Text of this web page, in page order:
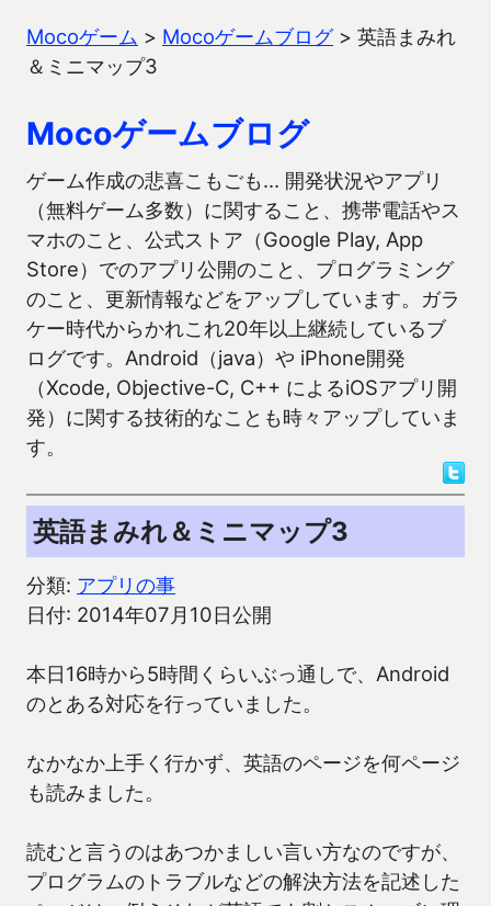
Mocoゲーム > Mocoゲームブログ> 英語まみれ
＆ミニマップ3
Mocoゲームブログ
ゲーム作成の悲喜こもごも… 開発状況やアプリ
（無料ゲーム多数）に関すること、携帯電話やス
マホのこと、公式ストア（Google Play, App
Store）でのアプリ公開のこと、プログラミング
のこと、更新情報などをアップしています。ガラ
ケー時代からかれこれ20年以上継続しているブ
ログです。Android（java）や iPhone開発
（Xcode, Objective-C, C++ によるiOSアプリ開
発）に関する技術的なことも時々アップしていま
す。
英語まみれ＆ミニマップ3
分類: アプリの事
日付: 2014年07月10日公開
本日16時から5時間くらいぶっ通しで、Android
のとある対応を行っていました。
なかなか上手く行かず、英語のページを何ページ
も読みました。
読むと言うのはあつかましい言い方なのですが、
プログラムのトラブルなどの解決方法を記述した